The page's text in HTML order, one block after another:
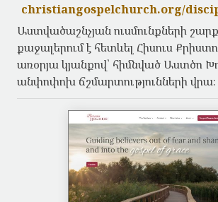
christiangospelchurch.org/
Աստվածաշնչյան ուսմունքների
քաջալերում է հետևել Հիսուս
առօրյա կյանքով՝ հիմնված Աստծո
անփոփոխ ճշմարտությունների վրա։